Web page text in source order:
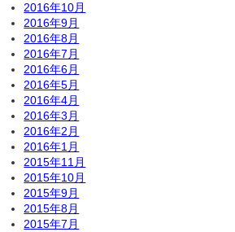
2016年10月
2016年9月
2016年8月
2016年7月
2016年6月
2016年5月
2016年4月
2016年3月
2016年2月
2016年1月
2015年11月
2015年10月
2015年9月
2015年8月
2015年7月